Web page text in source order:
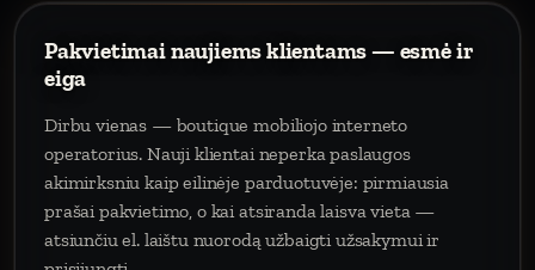
Pakvietimai naujiems klientams — esmė ir
eiga
Dirbu vienas — boutique mobiliojo interneto
operatorius. Nauji klientai neperka paslaugos
akimirksniu kaip eilinėje parduotuvėje: pirmiausia
prašai pakvietimo, o kai atsiranda laisva vieta —
atsiunčiu el. laištu nuorodą užbaigti užsakymui ir